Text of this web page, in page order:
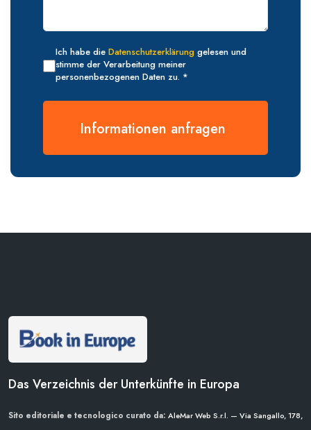
Ich habe die Datenschutzerklärung gelesen und
stimme der Verarbeitung meiner
personenbezogenen Daten zu. *
Informationen anfragen
Das Verzeichnis der Unterkünfte in Europa
Sito editoriale e tecnologico curato da: AleMar Web S.r.l. — Via Sangallo, 178,